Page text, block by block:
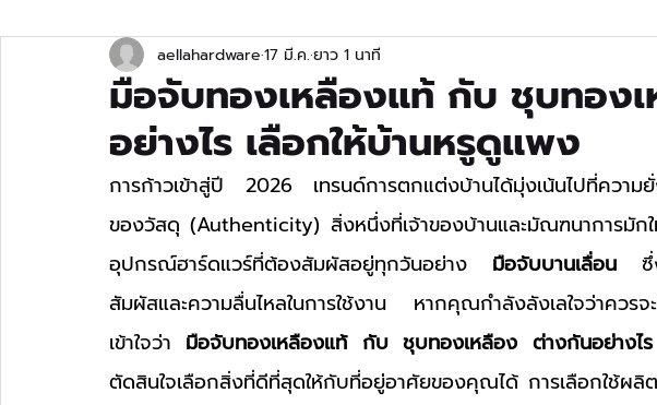
มือจับเฟอร์นิเจอร์แบบยาว บานพับข้อเสือ
บานพับข้อเสือ Hydraulic แคตตาล็อก
มือจับทองเหลืองแท้ กับ ชุบทอง
อย่างไร เลือกให้บ้านหรูดูแพง
aellahardware17 มี.ค.ยาว 1 นาที
การก้าวเข้าสู่ปี 2026 เทรนด์การตกแต่งบ้านได้มุ่งเน้นไปที่ความยั่
ของวัสดุ (Authenticity) สิ่งหนึ่งที่เจ้าของบ้านและมัณฑนาการมั
อุปกรณ์ฮาร์ดแวร์ที่ต้องสัมผัสอยู่ทุกวันอย่าง มือจับบานเลื่อน ซึ่
สัมผัสและความลื่นไหลในการใช้งาน หากคุณกำลังลังเลใจว่าคว
เข้าใจว่า มือจับทองเหลืองแท้ กับ ชุบทองเหลือง ต่างกันอย่างไร
ตัดสินใจเลือกสิ่งที่ดีที่สุดให้กับที่อยู่อาศัยของคุณได้ การเลือกใช้